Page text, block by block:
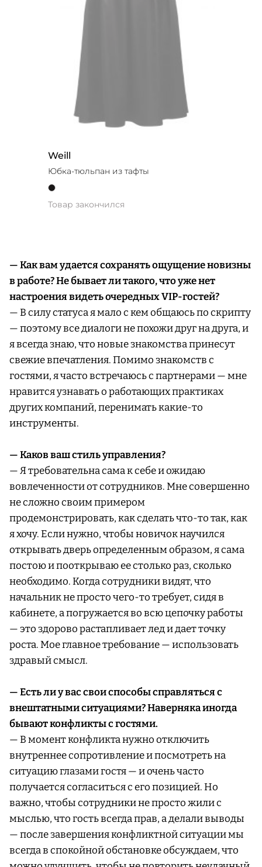
Weill
Юбка-тюльпан из тафты
Товар закончился
— Как вам удается сохранять ощущение новизны
в работе? Не бывает ли такого, что уже нет
настроения видеть очередных VIP-гостей?
— В силу статуса я мало с кем общаюсь по скрипту
— поэтому все диалоги не похожи друг на друга, и
я всегда знаю, что новые знакомства принесут
свежие впечатления. Помимо знакомств с
гостями, я часто встречаюсь с партнерами — мне
нравится узнавать о работающих практиках
других компаний, перенимать какие-то
инструменты.
— Каков ваш стиль управления?
— Я требовательна сама к себе и ожидаю
вовлеченности от сотрудников. Мне совершенно
не сложно своим примером
продемонстрировать, как сделать что-то так, как
я хочу. Если нужно, чтобы новичок научился
открывать дверь определенным образом, я сама
постою и пооткрываю ее столько раз, сколько
необходимо. Когда сотрудники видят, что
начальник не просто чего-то требует, сидя в
кабинете, а погружается во всю цепочку работы
— это здорово растапливает лед и дает точку
роста. Мое главное требование — использовать
здравый смысл.
— Есть ли у вас свои способы справляться с
внештатными ситуациями? Наверняка иногда
бывают конфликты с гостями.
— В момент конфликта нужно отключить
внутреннее сопротивление и посмотреть на
ситуацию глазами гостя — и очень часто
получается согласиться с его позицией. Но
важно, чтобы сотрудники не просто жили с
мыслью, что гость всегда прав, а делали выводы
— после завершения конфликтной ситуации мы
всегда в спокойной обстановке обсуждаем, что